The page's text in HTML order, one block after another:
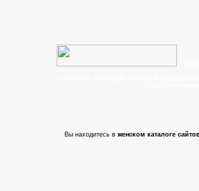
Вы находитесь в женском каталоге